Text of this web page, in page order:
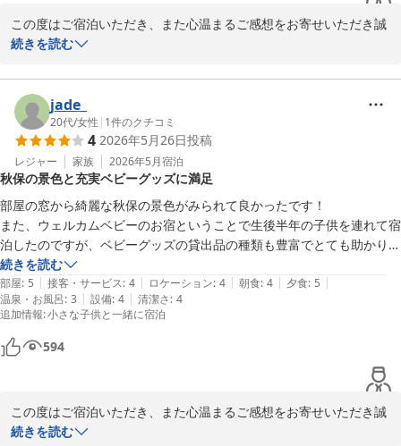
上に努めてまいります。またのお越しを心よりお待ちしておりま
す。
奥州秋保温泉 蘭亭
2026-06-07
お見送りに女将さんも！お値段以上のサービスありがとうございま
す!！！
ました。
この度はご宿泊いただき、また心温まるご感想をお寄せいただき誠
にありがとうございます。
お料理を「本当に美味しかった」とお褒めいただき、大変嬉しく拝
見いたしました。お部屋食でご家族皆様がゆっくりとお食事を楽し
んでいただけたこと、またお子様用プレートにもご満足いただけた
とのこと、調理スタッフにとっても大きな励みとなります。
配膳を担当したスタッフへの温かいお言葉もありがとうございま
す。本人にも共有させていただきます。お客様のお言葉は、スタッ
フの何よりの励みになります。
また、お部屋にご用意しておりますお風呂用バッグをお気に召して
いただき、ご夫婦でご購入いただけたとのこと、大変光栄でござい
ます。実際にご滞在の中で便利にご利用いただけたことを嬉しく思
います。
お風呂につきましては、畳敷きの床をお楽しみいただけた一方で、
湯温が少しぬるく感じられたとのご意見もありがとうございます。
今後の施設管理の参考とさせていただき、より快適にご利用いただ
けるよう努めてまいります。
続きを読む
jade_
20代/女性 | 1件のクチコミ
4 2026年5月26日投稿
レジャー 家族 2026年5月宿泊
秋保の景色と充実ベビーグッズに満足
部屋の窓から綺麗な秋保の景色がみられて良かったです！
また、ウェルカムベビーのお宿ということで生後半年の子供を連れて宿
泊したのですが、ベビーグッズの貸出品の種類も豊富でとても助かりま
した！
今回は部屋食のプランを選択したので夕飯は部屋でいただきましたが、
赤ちゃんの泣き声や周囲に迷惑をかけてしまうことなど気にせずゆっく
りご飯を楽しめることができて良かったです。
朝食はバイキングで少し心配だったのですが、ベビーチェアも貸出品と
して置いてあり、赤ちゃんも大人と一緒にご飯を食べることができる環
境でした。
そして、子供用に離乳食やお菓子を1つ無料でプレゼントとして貰うこ
続きを読む
部屋: 5 | 接客・サービス: 4 | ロケーション: 4 | 朝食: 4 | 夕食: 5 |
温泉・お風呂: 3 | 設備: 4 | 清潔さ: 4
追加情報:小さな子供と一緒に宿泊
594
この度はご宿泊いただき、また心温まるご感想をお寄せいただき誠
にありがとうございます。
続きを読む